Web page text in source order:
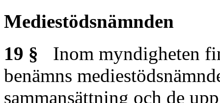
Mediestödsnämnden
19 § Inom myndigheten
benämns
sammansättning och de